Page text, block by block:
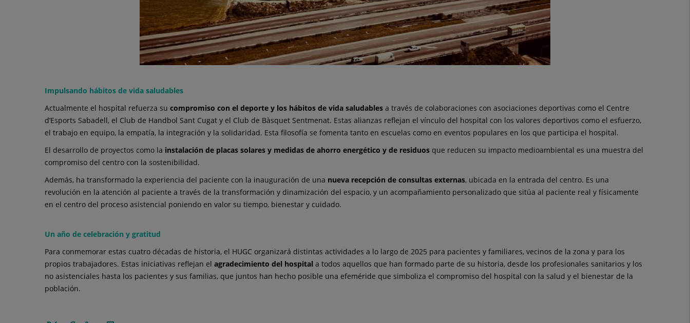
Impulsando hábitos de vida saludables
Actualmente el hospital refuerza su compromiso con el deporte y los hábitos de vida saludables a través de colaboraciones con asociaciones deportivas como el Centre
d’Esports Sabadell, el Club de Handbol Sant Cugat y el Club de Bàsquet Sentmenat. Estas alianzas reflejan el vínculo del hospital con los valores deportivos como el esfuerzo,
el trabajo en equipo, la empatía, la integración y la solidaridad. Esta filosofía se fomenta tanto en escuelas como en eventos populares en los que participa el hospital.
El desarrollo de proyectos como la instalación de placas solares y medidas de ahorro energético y de residuos que reducen su impacto medioambiental es una muestra del
compromiso del centro con la sostenibilidad.
Además, ha transformado la experiencia del paciente con la inauguración de una nueva recepción de consultas externas, ubicada en la entrada del centro. Es una
revolución en la atención al paciente a través de la transformación y dinamización del espacio, y un acompañamiento personalizado que sitúa al paciente real y físicamente
en el centro del proceso asistencial poniendo en valor su tiempo, bienestar y cuidado.
Un año de celebración y gratitud
Para conmemorar estas cuatro décadas de historia, el HUGC organizará distintas actividades a lo largo de 2025 para pacientes y familiares, vecinos de la zona y para los
propios trabajadores. Estas iniciativas reflejan el agradecimiento del hospital a todos aquellos que han formado parte de su historia, desde los profesionales sanitarios y los
no asistenciales hasta los pacientes y sus familias, que juntos han hecho posible una efeméride que simboliza el compromiso del hospital con la salud y el bienestar de la
población.